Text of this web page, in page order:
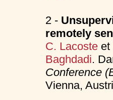
2 -
remotely
C. Lacosteet
Baghdadi.
Conference
Vienna,